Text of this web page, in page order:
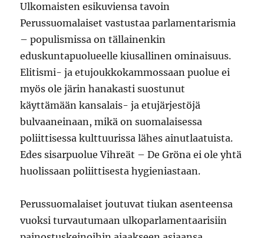
Ulkomaisten esikuviensa tavoin
Perussuomalaiset vastustaa parlamentarismia
– populismissa on tällainenkin
eduskuntapuolueelle kiusallinen ominaisuus.
Elitismi- ja etujoukkokammossaan puolue ei
myös ole järin hanakasti suostunut
käyttämään kansalais- ja etujärjestöjä
bulvaaneinaan, mikä on suomalaisessa
poliittisessa kulttuurissa lähes ainutlaatuista.
Edes sisarpuolue Vihreät – De Gröna ei ole yhtä
huolissaan poliittisesta hygieniastaan.
Perussuomalaiset joutuvat tiukan asenteensa
vuoksi turvautumaan ulkoparlamentaarisiin